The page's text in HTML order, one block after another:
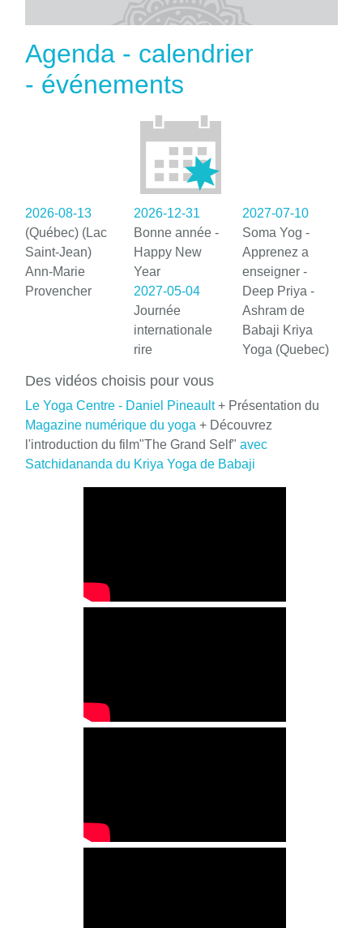
Agenda - calendrier
- événements
2026-08-13
(Québec) (Lac
Saint-Jean)
Ann-Marie
Provencher
2026-12-31
Bonne année -
Happy New
Year
2027-05-04
Journée
internationale
rire
2027-07-10
Soma Yog -
Apprenez a
enseigner -
Deep Priya -
Ashram de
Babaji Kriya
Yoga (Quebec)
Des vidéos choisis pour vous
Le Yoga Centre - Daniel Pineault+ Présentation du
Magazine numérique du yoga + Découvrez
l'introduction du film"The Grand Self" avec
Satchidananda du Kriya Yoga de Babaji